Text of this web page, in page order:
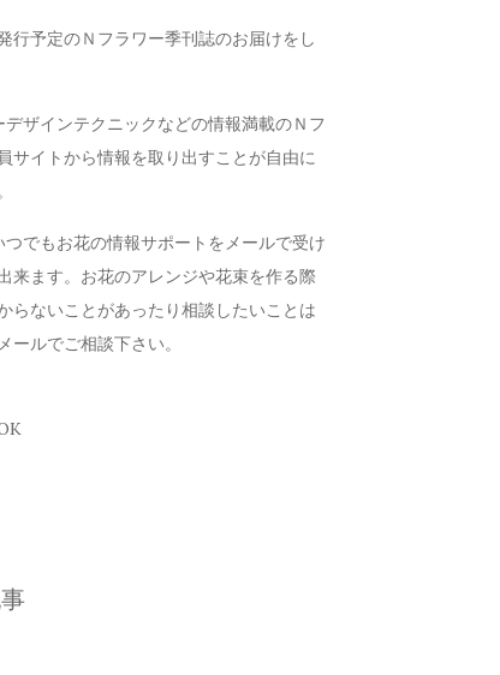
行予定のＮフラワー季刊誌のお届けをし
デザインテクニックなどの情報満載のＮフ
サイトから情報を取り出すことが自由に
つでもお花の情報サポートをメールで受け
来ます。お花のアレンジや花束を作る際
らないことがあったり相談したいことは
ールでご相談下さい。